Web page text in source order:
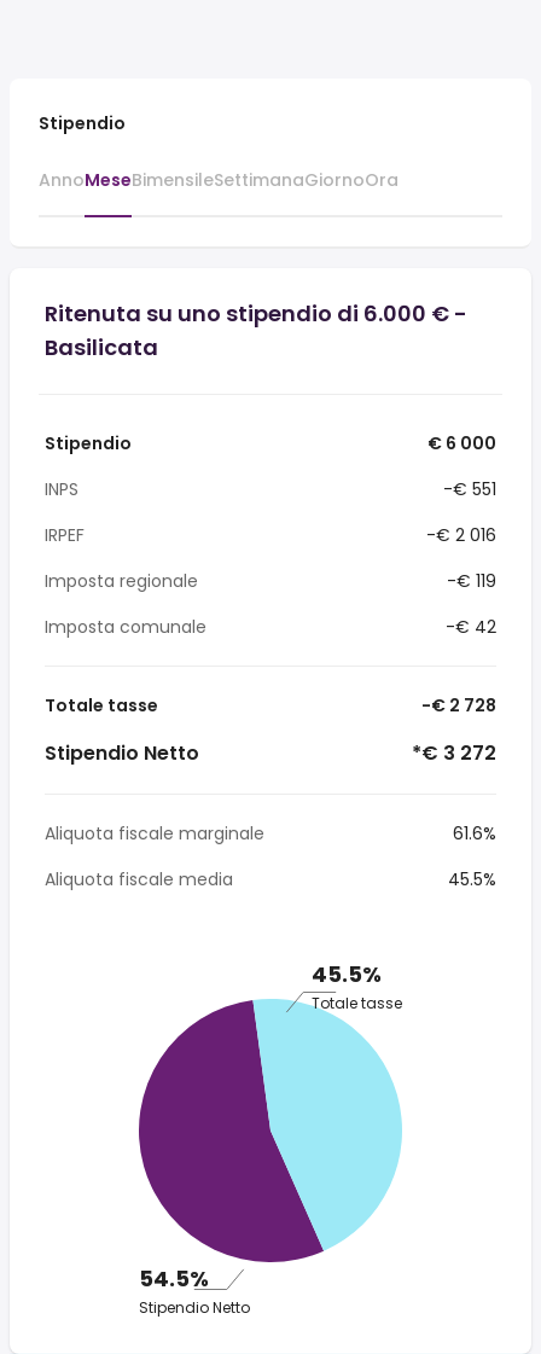
Stipendio
AnnoMeseBimensileSettimanaGiornoOra
Ritenuta su uno stipendio di 6.000 € -
Basilicata
Stipendio
€ 6 000
INPS
-€ 551
IRPEF
-€ 2 016
Imposta regionale
-€ 119
Imposta comunale
-€ 42
Totale tasse -€ 2 728
Stipendio Netto *€ 3 272
Aliquota fiscale marginale
61.6%
Aliquota fiscale media
45.5%
45.5%
Totale tasse
54.5%
Stipendio Netto